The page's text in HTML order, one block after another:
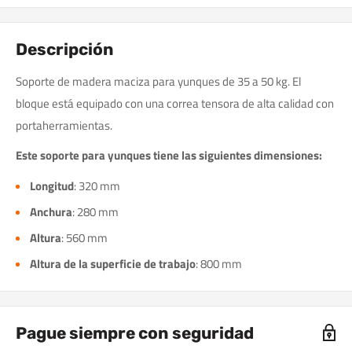
Descripción
Soporte de madera maciza para yunques de 35 a 50 kg. El
bloque está equipado con una correa tensora de alta calidad con
portaherramientas.
Este soporte para yunques tiene las siguientes dimensiones:
Longitud: 320 mm
Anchura: 280 mm
Altura: 560 mm
Altura de la superficie de trabajo: 800 mm
Pague siempre con seguridad